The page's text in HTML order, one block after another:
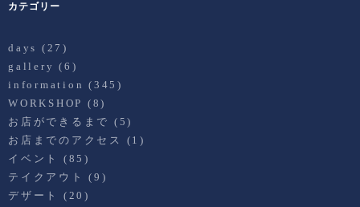
カテゴリー
days (27)
gallery (6)
information (345)
WORKSHOP (8)
お店ができるまで (5)
お店までのアクセス
(1)
イベント
(85)
テイクアウト
(9)
デザート
(20)